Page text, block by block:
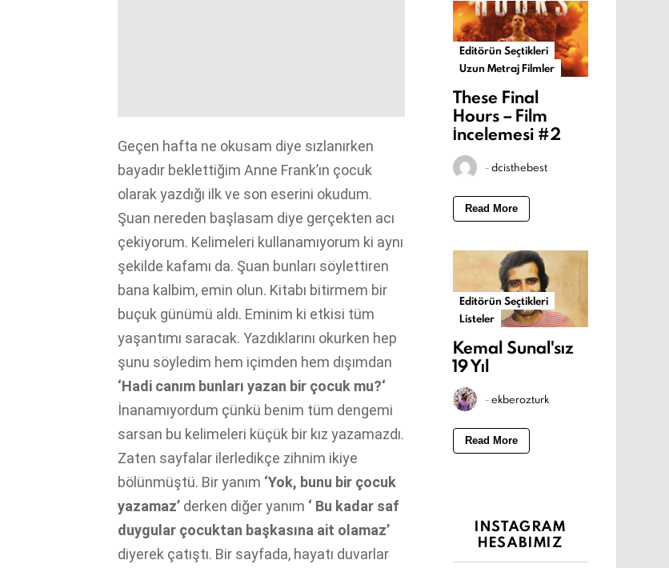
Geçen hafta ne okusam diye sızlanırken
bayadır beklettiğim Anne Frank’ın çocuk
olarak yazdığı ilk ve son eserini okudum.
Şuan nereden başlasam diye gerçekten acı
çekiyorum. Kelimeleri kullanamıyorum ki aynı
şekilde kafamı da. Şuan bunları söylettiren
bana kalbim, emin olun. Kitabı bitirmem bir
buçuk günümü aldı. Eminim ki etkisi tüm
yaşantımı saracak. Yazdıklarını okurken hep
şunu söyledim hem içimden hem dışımdan
‘Hadi canım bunları yazan bir çocuk mu?‘
İnanamıyordum çünkü benim tüm dengemi
sarsan bu kelimeleri küçük bir kız yazamazdı.
Zaten sayfalar ilerledikçe zihnim ikiye
bölünmüştü. Bir yanım ‘Yok, bunu bir çocuk
yazamaz’ derken diğer yanım ‘ Bu kadar saf
duygular çocuktan başkasına ait olamaz’
diyerek çatıştı. Bir sayfada, hayatı duvarlar
Editörün Seçtikleri
Uzun Metraj Filmler
These Final
Hours – Film
İncelemesi #2
-dcisthebest
Read More
Editörün Seçtikleri
Listeler
Kemal Sunal'sız
19 Yıl
-ekberozturk
Read More
INSTAGRAM
HESABIMIZ